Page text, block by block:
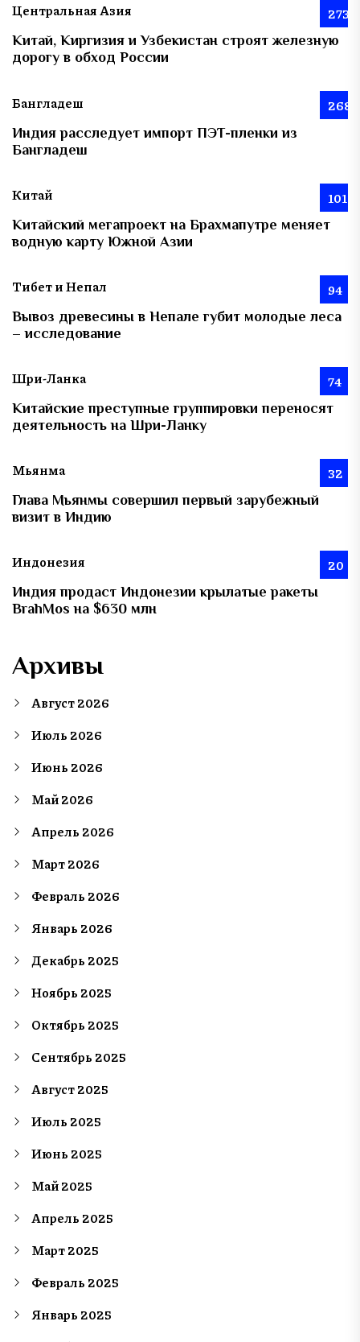
Центральная Азия 273
Китай, Киргизия и Узбекистан строят железную
дорогу в обход России
Бангладеш 268
Индия расследует импорт ПЭТ-пленки из
Бангладеш
Китай 101
Китайский мегапроект на Брахмапутре меняет
водную карту Южной Азии
Тибет и Непал 94
Вывоз древесины в Непале губит молодые леса
– исследование
Шри-Ланка 74
Китайские преступные группировки переносят
деятельность на Шри-Ланку
Мьянма 32
Глава Мьянмы совершил первый зарубежный
визит в Индию
Индонезия 20
Индия продаст Индонезии крылатые ракеты
BrahMos на $630 млн
Архивы
Август 2026
Июль 2026
Июнь 2026
Май 2026
Апрель 2026
Март 2026
Февраль 2026
Январь 2026
Декабрь 2025
Ноябрь 2025
Октябрь 2025
Сентябрь 2025
Август 2025
Июль 2025
Июнь 2025
Май 2025
Апрель 2025
Март 2025
Февраль 2025
Январь 2025